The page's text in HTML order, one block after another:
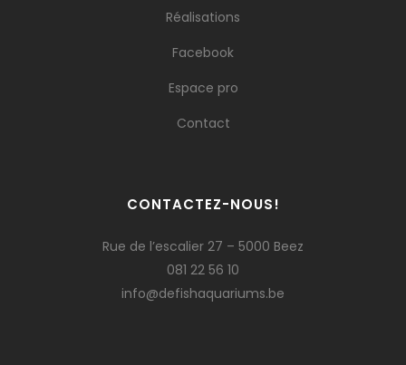
Réalisations
Facebook
Espace pro
Contact
CONTACTEZ-NOUS!
Rue de l’escalier 27 – 5000 Beez
081 22 56 10
info@defishaquariums.be